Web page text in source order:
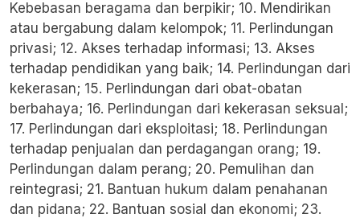
Kebebasan beragama dan berpikir; 10. Mendirikan
atau bergabung dalam kelompok; 11. Perlindungan
privasi; 12. Akses terhadap informasi; 13. Akses
terhadap pendidikan yang baik; 14. Perlindungan dari
kekerasan; 15. Perlindungan dari obat-obatan
berbahaya; 16. Perlindungan dari kekerasan seksual;
17. Perlindungan dari eksploitasi; 18. Perlindungan
terhadap penjualan dan perdagangan orang; 19.
Perlindungan dalam perang; 20. Pemulihan dan
reintegrasi; 21. Bantuan hukum dalam penahanan
dan pidana; 22. Bantuan sosial dan ekonomi; 23.